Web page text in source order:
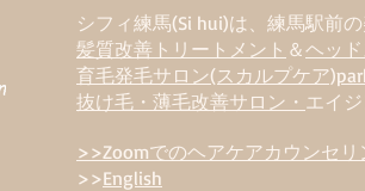
シフィ練馬(Si hui)は、 練馬駅前
髪質改善トリートメント ＆ヘッ
育毛発毛サロン(スカルプケア
抜け毛・薄毛改善サロン・ エイ
>>Zoomでのヘアケアカウンセ
>>English